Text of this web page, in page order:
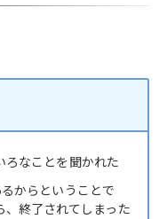
ろなことを聞かれた
からということで
、終了されてしまった